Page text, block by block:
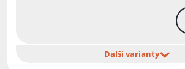
Další varianty